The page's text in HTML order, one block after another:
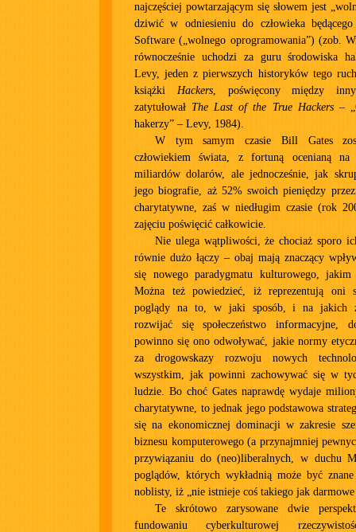
najczęściej powtarzającym się słowem jest
dziwić w odniesieniu do człowieka
Software („wolnego oprogramowania”) (zob.
równocześnie uchodzi za guru środowiska
Levy, jeden z pierwszych historyków tego
książki Hackers, poświęcony między
zatytułował The Last of the True Hackers–
hakerzy” – Levy, 1984).
W tym samym czasie Bill Gates
człowiekiem świata, z fortuną ocenianą
miliardów dolarów, ale jednocześnie, jak
jego biografie, aż 52% swoich pieniędzy
charytatywne, zaś w niedługim czasie (rok
zajęciu poświęcić całkowicie.
Nie ulega wątpliwości, że chociaż sporo
równie dużo łączy – obaj mają znaczący
się nowego paradygmatu kulturowego,
Można też powiedzieć, iż reprezentują oni
poglądy na to, w jaki sposób, i na jakich
rozwijać się społeczeństwo informacyjne,
powinno się ono odwoływać, jakie normy
za drogowskazy rozwoju nowych
wszystkim, jak powinni zachowywać się w
ludzie. Bo choć Gates naprawdę wydaje
charytatywne, to jednak jego podstawowa
się na ekonomicznej dominacji w zakresie
biznesu komputerowego (a przynajmniej
przywiązaniu do (neo)liberalnych, w duchu
poglądów, których wykładnią może być
noblisty, iż „nie istnieje coś takiego jak
Te skrótowo zarysowane dwie
fundowaniu cyberkulturowej